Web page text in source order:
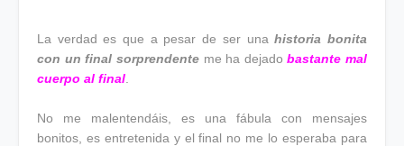
La verdad es que a pesar de ser unahistoria bonita
con un final sorprendenteme ha dejadobastante mal
cuerpo al final
No me malentendáis, es una fábula con mensajes
bonitos, es entretenida y el final no me lo esperaba para